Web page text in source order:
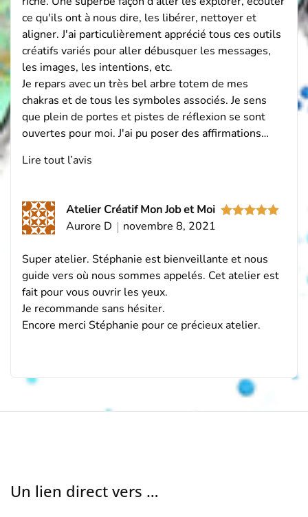
ce qu'ils ont à nous dire, les libérer, nettoyer et
aligner. J'ai particulièrement apprécié tous ces outils
créatifs variés pour aller débusquer les messages,
les images, les intentions, etc.
Je repars avec un très bel arbre totem de mes
chakras et de tous les symboles associés. Je sens
que plein de portes et pistes de réflexion se sont
ouvertes pour moi. J'ai pu poser des affirmations…
Lire tout l’avis
Atelier Créatif Mon Job et Moi
Aurore D
novembre 8, 2021
Super atelier. Stéphanie est bienveillante et nous
guide vers où nous sommes appelés. Cet atelier est
fait pour vous ouvrir les yeux.
Je recommande sans hésiter.
Encore merci Stéphanie pour ce précieux atelier.
Un lien direct vers …